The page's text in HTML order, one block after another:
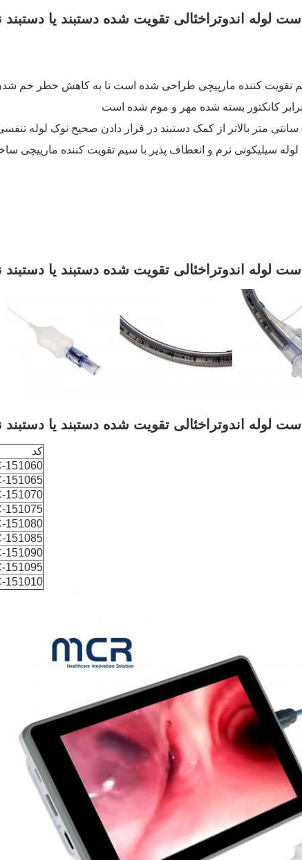
لوله اندوتراخئالی تقویت شده دستبند یا
کانکتور بسته شده مهر و موم شده است
لوله سیلیکونی نرم و انعطاف پذیر با سیم تقویت کننده مارپیچی
لوله اندوتراخئالی تقویت شده دستبند یا
لوله اندوتراخئالی تقویت شده دستبند یا
کد
151060
151065
151070
151075
151080
151085
151090
151095
151010